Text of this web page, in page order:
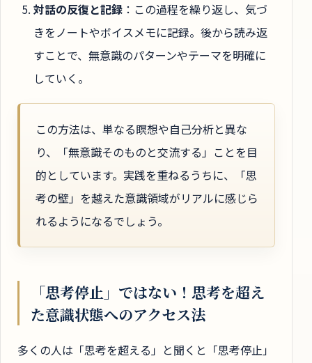
対話の反復と記録 ：この過程を繰り返し、気づ
きをノートやボイスメモに記録。後から読み返
すことで、無意識のパターンやテーマを明確に
していく。
この方法は、単なる瞑想や自己分析と異な
り、「無意識そのものと交流する」ことを目
的としています。実践を重ねるうちに、「思
考の壁」を越えた意識領域がリアルに感じら
れるようになるでしょう。
「思考停止」ではない！思考を超え
た意識状態へのアクセス法
多くの人は「思考を超える」と聞くと「思考停止」